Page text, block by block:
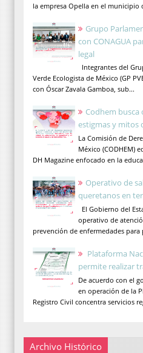
la empresa Opella en el municipio
Grupo
con CONAGUA
legal
Integrantes del
Verde Ecologista de México (GP
con Óscar Zavala Gamboa, sub...
Codhem
estigmas y mitos
La Comisión de
México (CODHEM)
DH Magazine enfocado en la
Operativo de
queretanos en
El Gobierno del
operativo de
prevención de enfermedades para
Plataforma
permite realizar
De acuerdo con el
en operación de la
Registro Civil concentra servicios
Archivo Histórico